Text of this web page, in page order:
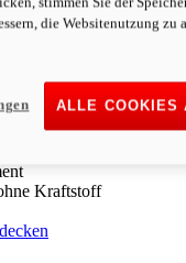
Kraftstoff
Kraftstoff
die Websitenutzung zu
ALLE COOKIES